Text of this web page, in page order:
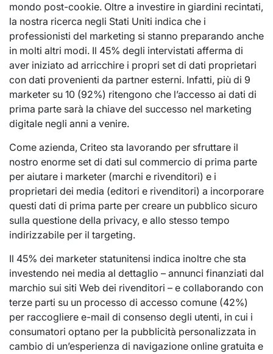
mondo post-cookie. Oltre a investire in giardini recintati,
la nostra ricerca negli Stati Uniti indica che i
professionisti del marketing si stanno preparando anche
in molti altri modi. Il 45% degli intervistati afferma di
aver iniziato ad arricchire i propri set di dati proprietari
con dati provenienti da partner esterni. Infatti, più di 9
marketer su 10 (92%) ritengono che l’accesso ai dati di
prima parte sarà la chiave del successo nel marketing
digitale negli anni a venire.
Come azienda, Criteo sta lavorando per sfruttare il
nostro enorme set di dati sul commercio di prima parte
per aiutare i marketer (marchi e rivenditori) e i
proprietari dei media (editori e rivenditori) a incorporare
questi dati di prima parte per creare un pubblico sicuro
sulla questione della privacy, e allo stesso tempo
indirizzabile per il targeting.
Il 45% dei marketer statunitensi indica inoltre che sta
investendo nei media al dettaglio – annunci finanziati dal
marchio sui siti Web dei rivenditori – e collaborando con
terze parti su un processo di accesso comune (42%)
per raccogliere e-mail di consenso degli utenti, in cui i
consumatori optano per la pubblicità personalizzata in
cambio di un’esperienza di navigazione online gratuita e